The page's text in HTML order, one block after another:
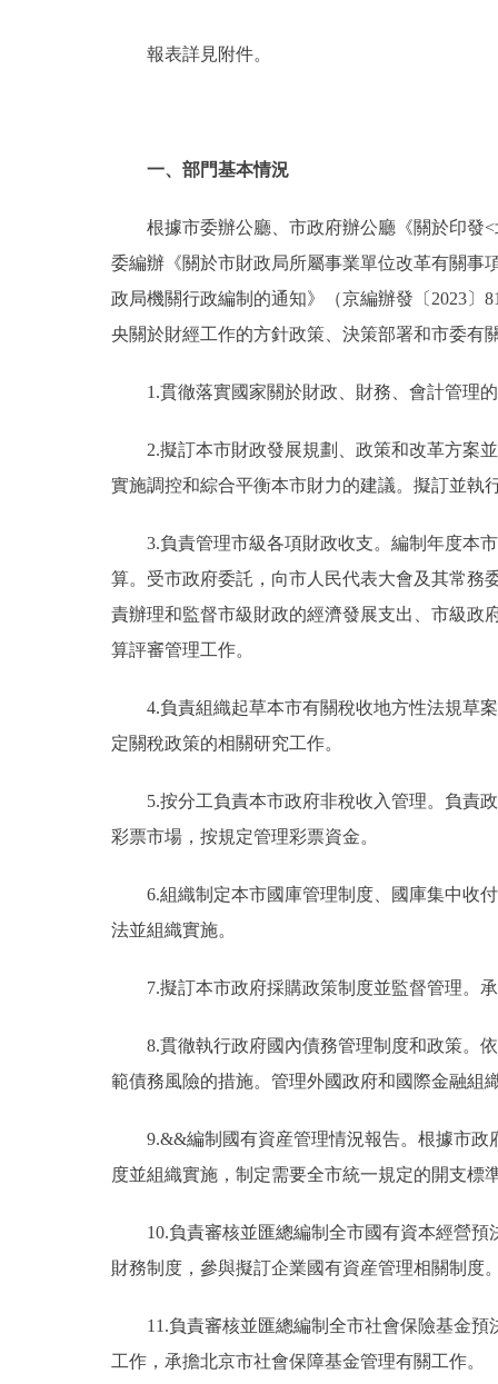
報表詳見附件。
一、部門基本情況
根據市委辦公廳、市政府辦公廳《關於印發
委編辦《關於市財政局所屬事業單位改革有關事
政局機關行政編制的通知》（京編辦發〔2023
央關於財經工作的方針政策、決策部署和市委有
1.貫徹落實國家關於財政、財務、會計管理
2.擬訂本市財政發展規劃、政策和改革方案
實施調控和綜合平衡本市財力的建議。擬訂並執
3.負責管理市級各項財政收支。編制年度本
算。受市政府委託，向市人民代表大會及其常務
責辦理和監督市級財政的經濟發展支出、市級政
算評審管理工作。
4.負責組織起草本市有關稅收地方性法規草
定關稅政策的相關研究工作。
5.按分工負責本市政府非稅收入管理。負責
彩票市場，按規定管理彩票資金。
6.組織制定本市國庫管理制度、國庫集中收
法並組織實施。
7.擬訂本市政府採購政策制度並監督管理。
8.貫徹執行政府國內債務管理制度和政策。
範債務風險的措施。管理外國政府和國際金融組
9.&&編制國有資産管理情況報告。根據市
度並組織實施，制定需要全市統一規定的開支標
10.負責審核並匯總編制全市國有資本經營
財務制度，參與擬訂企業國有資産管理相關制度
11.負責審核並匯總編制全市社會保險基金
工作，承擔北京市社會保障基金管理有關工作。